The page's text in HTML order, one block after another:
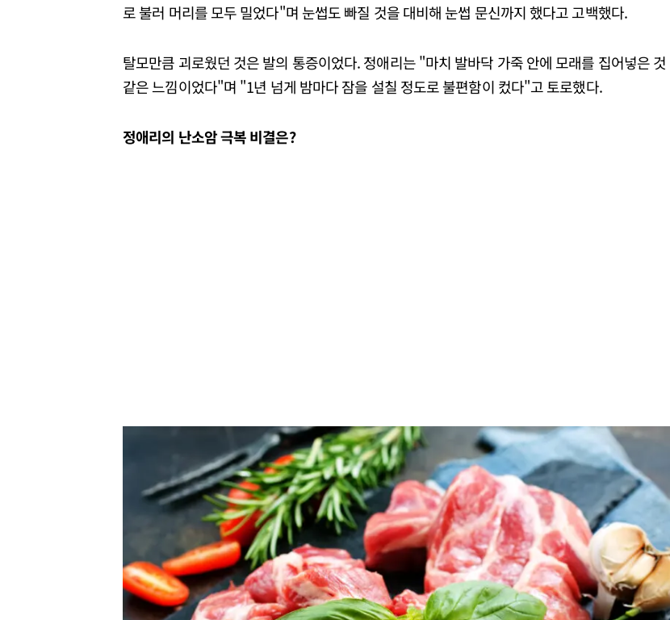
로 불러 머리를 모두 밀었다"며 눈썹도 빠질 것을 대비해 눈썹 문신까지 했다고 고백했다.
탈모만큼 괴로웠던 것은 발의 통증이었다. 정애리는 "마치 발바닥 가죽 안에 모래를 집어넣은 것
같은 느낌이었다"며 "1년 넘게 밤마다 잠을 설칠 정도로 불편함이 컸다"고 토로했다.
정애리의 난소암 극복 비결은?